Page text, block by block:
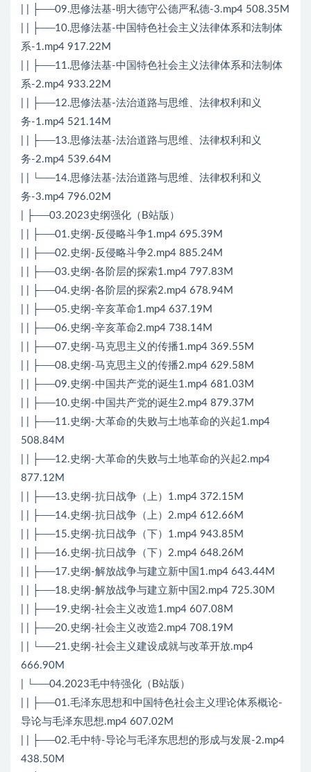
| | ├──09.思修法基-明大德守公德严私德-3.mp4 508.35M
| | ├──10.思修法基-中国特色社会主义法律体系和法制体
系-1.mp4 917.22M
| | ├──11.思修法基-中国特色社会主义法律体系和法制体
系-2.mp4 933.22M
| | ├──12.思修法基-法治道路与思维、法律权利和义
务-1.mp4 521.14M
| | ├──13.思修法基-法治道路与思维、法律权利和义
务-2.mp4 539.64M
| | └──14.思修法基-法治道路与思维、法律权利和义
务-3.mp4 796.02M
| ├──03.2023史纲强化（B站版）
| | ├──01.史纲-反侵略斗争1.mp4 695.39M
| | ├──02.史纲-反侵略斗争2.mp4 885.24M
| | ├──03.史纲-各阶层的探索1.mp4 797.83M
| | ├──04.史纲-各阶层的探索2.mp4 678.94M
| | ├──05.史纲-辛亥革命1.mp4 637.19M
| | ├──06.史纲-辛亥革命2.mp4 738.14M
| | ├──07.史纲-马克思主义的传播1.mp4 369.55M
| | ├──08.史纲-马克思主义的传播2.mp4 629.58M
| | ├──09.史纲-中国共产党的诞生1.mp4 681.03M
| | ├──10.史纲-中国共产党的诞生2.mp4 879.37M
| | ├──11.史纲-大革命的失败与土地革命的兴起1.mp4
508.84M
| | ├──12.史纲-大革命的失败与土地革命的兴起2.mp4
877.12M
| | ├──13.史纲-抗日战争（上）1.mp4 372.15M
| | ├──14.史纲-抗日战争（上）2.mp4 612.66M
| | ├──15.史纲-抗日战争（下）1.mp4 943.85M
| | ├──16.史纲-抗日战争（下）2.mp4 648.26M
| | ├──17.史纲-解放战争与建立新中国1.mp4 643.44M
| | ├──18.史纲-解放战争与建立新中国2.mp4 725.30M
| | ├──19.史纲-社会主义改造1.mp4 607.08M
| | ├──20.史纲-社会主义改造2.mp4 708.19M
| | └──21.史纲-社会主义建设成就与改革开放.mp4
666.90M
| └──04.2023毛中特强化（B站版）
| | ├──01.毛泽东思想和中国特色社会主义理论体系概论-
导论与毛泽东思想.mp4 607.02M
| | ├──02.毛中特-导论与毛泽东思想的形成与发展-2.mp4
438.50M